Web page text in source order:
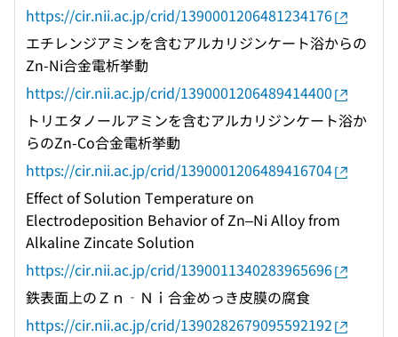
https://cir.nii.ac.jp/crid/1390001206481234176
エチレンジアミンを含むアルカリジンケート浴からの
Zn-Ni合金電析挙動
https://cir.nii.ac.jp/crid/1390001206489414400
トリエタノールアミンを含むアルカリジンケート浴か
らのZn-Co合金電析挙動
https://cir.nii.ac.jp/crid/1390001206489416704
Effect of Solution Temperature on
Electrodeposition Behavior of Zn–Ni Alloy from
Alkaline Zincate Solution
https://cir.nii.ac.jp/crid/1390011340283965696
鉄表面上のＺｎ‐Ｎｉ合金めっき皮膜の腐食
https://cir.nii.ac.jp/crid/1390282679095592192